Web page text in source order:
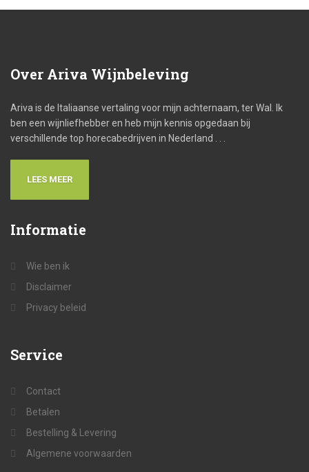
Over Ariva Wijnbeleving
Ariva is de Italiaanse vertaling voor mijn achternaam, ter Wal. Ik
ben een wijnliefhebber en heb mijn kennis opgedaan bij
verschillende top horecabedrijven in Nederland . . .
LEES MEER
Informatie
Wie ben ik
Disclaimer
Privacy beleid
Service
Contact
Betalen
Bestelling & Levering
Algemene voorwaarden